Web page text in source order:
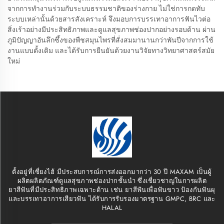
จากการทำงานร่วมกับระบบธรรมชาติของร่างกาย ไม่ใช่การกดทับ
ระบบเหล่านั้นด้วยสารสังเคราะห์ จึงมอบการบรรเทาอาการฟันไวต่อ
สิ่งเร้าอย่างมีประสิทธิภาพและดูแลสุขภาพช่องปากอย่างรอบด้าน ผ่าน
ภูมิปัญญาอันลึกซึ้งของพืชสมุนไพรที่สั่งสมมานานกว่าพันปีจากการใช้
งานแบบดั้งเดิม และได้รับการยืนยันด้วยงานวิจัยทางวิทยาศาสตร์สมัย
ใหม่
ตั้งอยู่ที่เซี่ยงไฮ้ มีประสบการณ์การส่งออกมากว่า 30 ปี MAXAM เป็นผู้
ผลิตผลิตภัณฑ์ดูแลสุขภาพช่องปากชั้นนำ ซึ่งเชี่ยวชาญในการผลิต
ยาสีฟันที่มีประสิทธิภาพเฉพาะด้าน เช่น ยาสีฟันเพื่อฟันขาว ป้องกันฟันผุ
และบรรเทาอาการเสียวฟัน ได้รับการรับรองมาตรฐาน GMPC, BRC และ
HALAL